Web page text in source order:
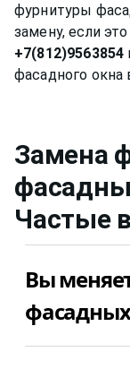
фурнитуры
замену, если
+7(812)9563854
Замена
Частые
Вы